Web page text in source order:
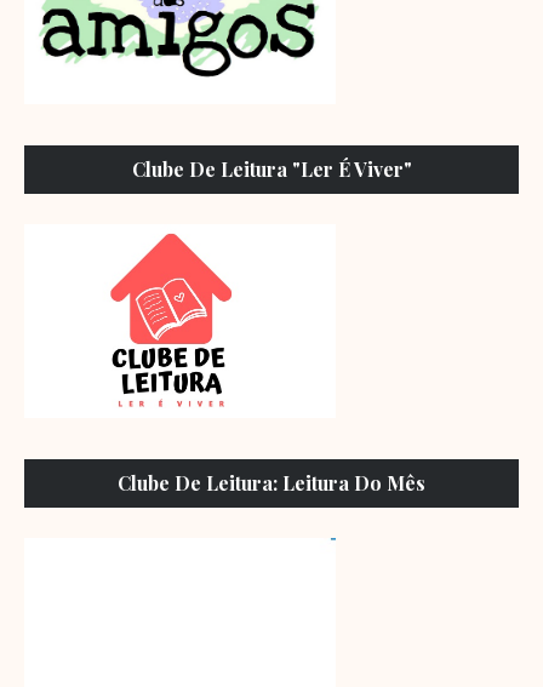
Clube De Leitura "Ler É Viver"
Clube De Leitura: Leitura Do Mês